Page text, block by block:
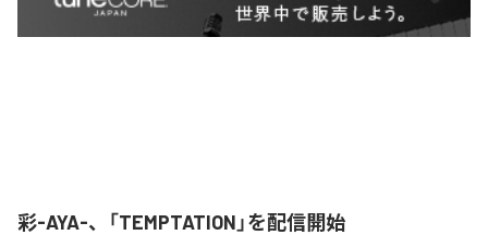
彩-AYA-、「TEMPTATION」を配信開始